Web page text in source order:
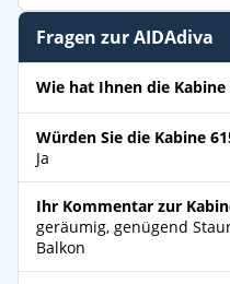
Fragen zur AIDAdiva
Wie hat Ihnen die Kabine
Würden Sie die Kabine
Ja
Ihr Kommentar zur
geräumig, genügend
Balkon